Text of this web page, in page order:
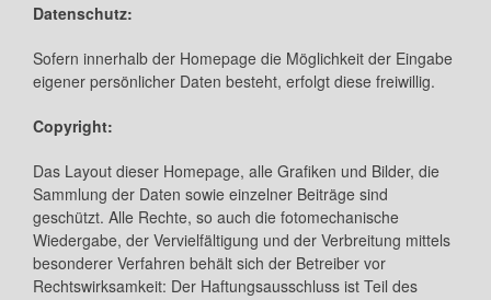
Datenschutz:
Sofern innerhalb der Homepage die Möglichkeit der Eingabe
eigener persönlicher Daten besteht, erfolgt diese freiwillig.
Copyright:
Das Layout dieser Homepage, alle Grafiken und Bilder, die
Sammlung der Daten sowie einzelner Beiträge sind
geschützt. Alle Rechte, so auch die fotomechanische
Wiedergabe, der Vervielfältigung und der Verbreitung mittels
besonderer Verfahren behält sich der Betreiber vor
Rechtswirksamkeit: Der Haftungsausschluss ist Teil des